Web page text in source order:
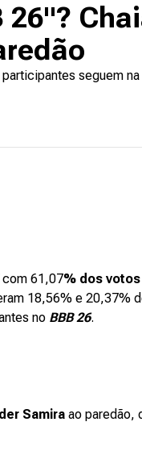
seguem
com 61,07% dos votos
18,56% e 20,37%
no BBB 26.
Samira ao paredão,